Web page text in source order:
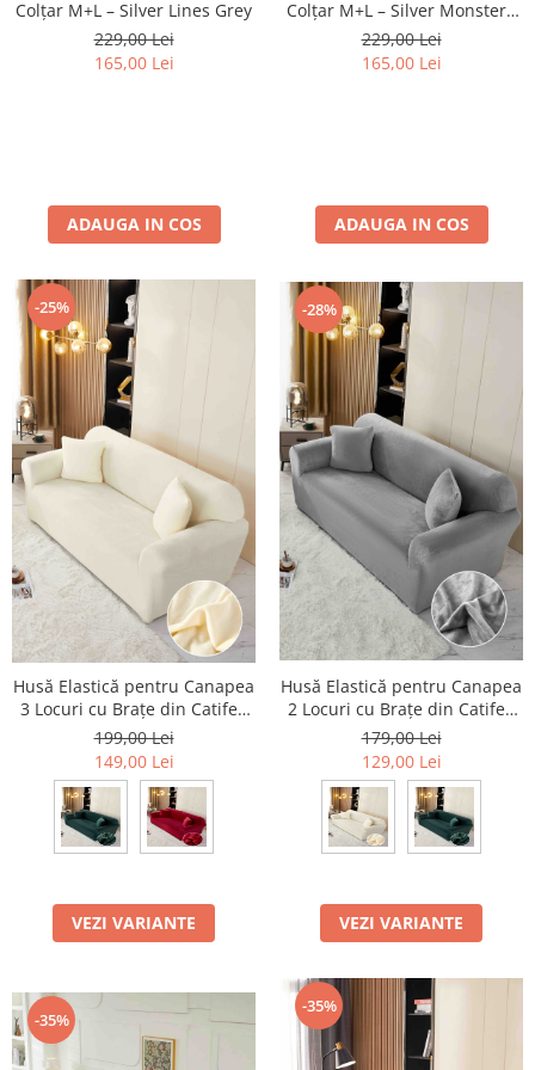
Colțar M+L – Silver Lines Grey
229,00 Lei
165,00 Lei
ADAUGA IN COS
Colțar M+L – Silver Monstera
Blue
229,00 Lei
165,00 Lei
ADAUGA IN COS
-25%
Husă Elastică pentru Canapea
3 Locuri cu Brațe din Catifea
Premium
199,00 Lei
149,00 Lei
VEZI VARIANTE
-28%
Husă Elastică pentru Canapea
2 Locuri cu Brațe din Catifea
Premium
179,00 Lei
129,00 Lei
VEZI VARIANTE
-35%
-35%